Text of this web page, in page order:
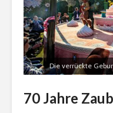
Die verrückte
70 Jahre